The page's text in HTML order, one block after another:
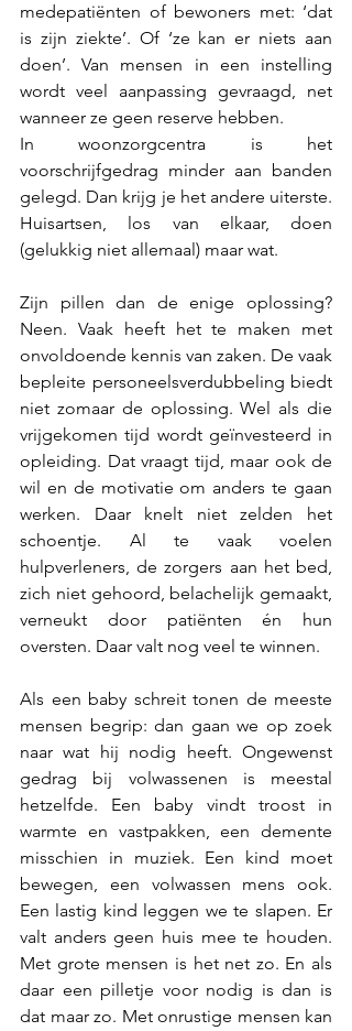
medepatiënten of bewoners met: ‘dat
is zijn ziekte’. Of ‘ze kan er niets aan
doen’. Van mensen in een instelling
wordt veel aanpassing gevraagd, net
wanneer ze geen reserve hebben.
In woonzorgcentra is het
voorschrijfgedrag minder aan banden
gelegd. Dan krijg je het andere uiterste.
Huisartsen, los van elkaar, doen
(gelukkig niet allemaal) maar wat.
Zijn pillen dan de enige oplossing?
Neen. Vaak heeft het te maken met
onvoldoende kennis van zaken. De vaak
bepleite personeelsverdubbeling biedt
niet zomaar de oplossing. Wel als die
vrijgekomen tijd wordt geïnvesteerd in
opleiding. Dat vraagt tijd, maar ook de
wil en de motivatie om anders te gaan
werken. Daar knelt niet zelden het
schoentje. Al te vaak voelen
hulpverleners, de zorgers aan het bed,
zich niet gehoord, belachelijk gemaakt,
verneukt door patiënten én hun
oversten. Daar valt nog veel te winnen.
Als een baby schreit tonen de meeste
mensen begrip: dan gaan we op zoek
naar wat hij nodig heeft. Ongewenst
gedrag bij volwassenen is meestal
hetzelfde. Een baby vindt troost in
warmte en vastpakken, een demente
misschien in muziek. Een kind moet
bewegen, een volwassen mens ook.
Een lastig kind leggen we te slapen. Er
valt anders geen huis mee te houden.
Met grote mensen is het net zo. En als
daar een pilletje voor nodig is dan is
dat maar zo. Met onrustige mensen kan